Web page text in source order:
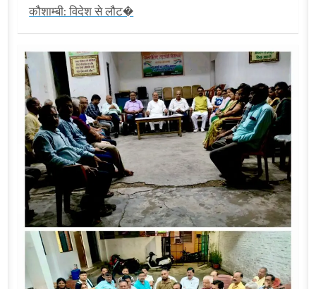
कौशाम्बी: विदेश से लौट�